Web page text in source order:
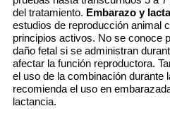
del tratamiento. Embarazo y
estudios de reproducción animal
principios activos. No se conoce
daño fetal si se administran
afectar la función reproductora.
el uso de la combinación durante
recomienda el uso en
lactancia.